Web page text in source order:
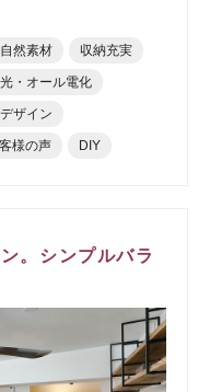
自然素材 収納充実
・オール電化
ザイン
様の声 DIY
。シンプルバラ